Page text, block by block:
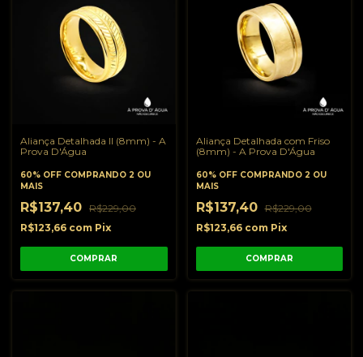
Aliança Detalhada II (8mm) - A
Prova D'Água
60% OFF COMPRANDO 2 OU
MAIS
R$137,40 R$229,00
R$123,66 com Pix
COMPRAR
Aliança Detalhada com Friso
(8mm) - A Prova D'Água
60% OFF COMPRANDO 2 OU
MAIS
R$137,40 R$229,00
R$123,66 com Pix
COMPRAR